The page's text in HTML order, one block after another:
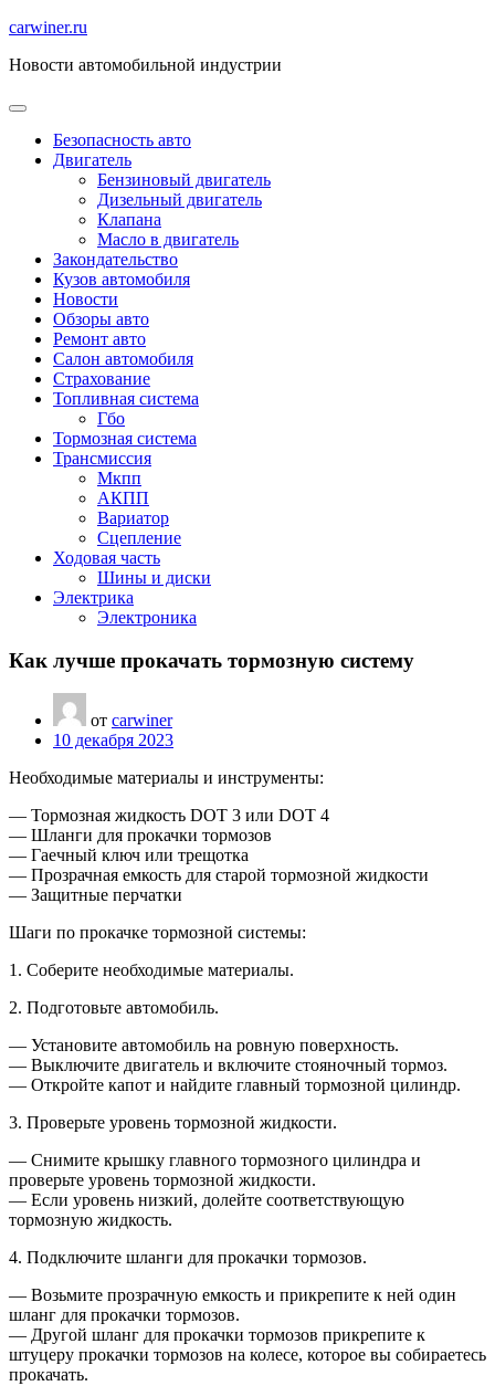
Перейти
содержимому
carwiner.ru
Новости автомобильной индустрии
Безопасность авто
Двигатель
Бензиновый двигатель
Дизельный двигатель
Клапана
Масло в двигатель
Закондательство
Кузов автомобиля
Новости
Обзоры авто
Ремонт авто
Салон автомобиля
Страхование
Топливная система
Гбо
Тормозная система
Трансмиссия
Мкпп
АКПП
Вариатор
Сцепление
Ходовая часть
Шины и диски
Электрика
Электроника
Как лучше прокачать тормозную систему
от carwiner
10 декабря 2023
Необходимые материалы и инструменты:
— Тормозная жидкость DOT 3 или DOT 4
— Шланги для прокачки тормозов
— Гаечный ключ или трещотка
— Прозрачная емкость для старой тормозной жидкости
— Защитные перчатки
Шаги по прокачке тормозной системы:
1. Соберите необходимые материалы.
2. Подготовьте автомобиль.
— Установите автомобиль на ровную поверхность.
— Выключите двигатель и включите стояночный тормоз.
— Откройте капот и найдите главный тормозной цилиндр.
3. Проверьте уровень тормозной жидкости.
— Снимите крышку главного тормозного цилиндра и
проверьте уровень тормозной жидкости.
— Если уровень низкий, долейте соответствующую
тормозную жидкость.
4. Подключите шланги для прокачки тормозов.
— Возьмите прозрачную емкость и прикрепите к ней один
шланг для прокачки тормозов.
— Другой шланг для прокачки тормозов прикрепите к
штуцеру прокачки тормозов на колесе, которое вы собираетесь
прокачать.